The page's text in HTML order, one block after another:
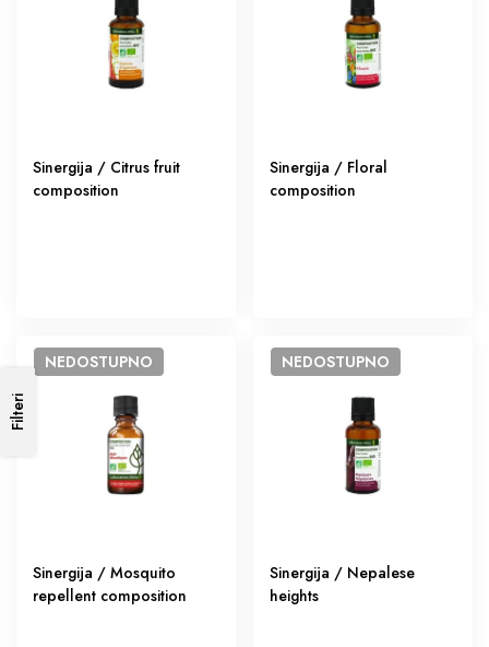
Filteri
Sinergija / Citrus fruit
composition
Sinergija / Floral
composition
NEDOSTUPNO
Sinergija / Mosquito
repellent composition
NEDOSTUPNO
Sinergija / Nepalese
heights